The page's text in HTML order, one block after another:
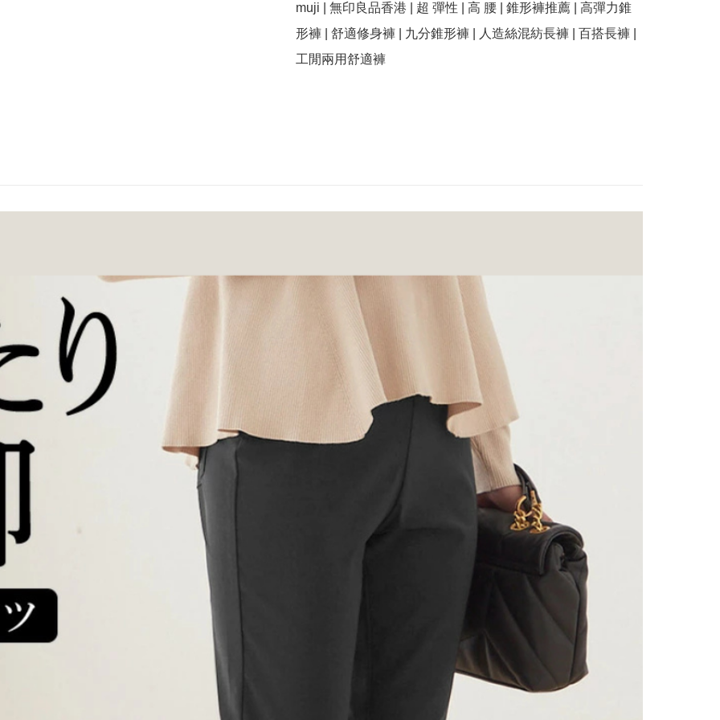
muji | 無印良品香港 | 超 彈性 | 高 腰 | 錐形褲推薦 | 高彈力錐
形褲 | 舒適修身褲 | 九分錐形褲 | 人造絲混紡長褲 | 百搭長褲 |
工閒兩用舒適褲